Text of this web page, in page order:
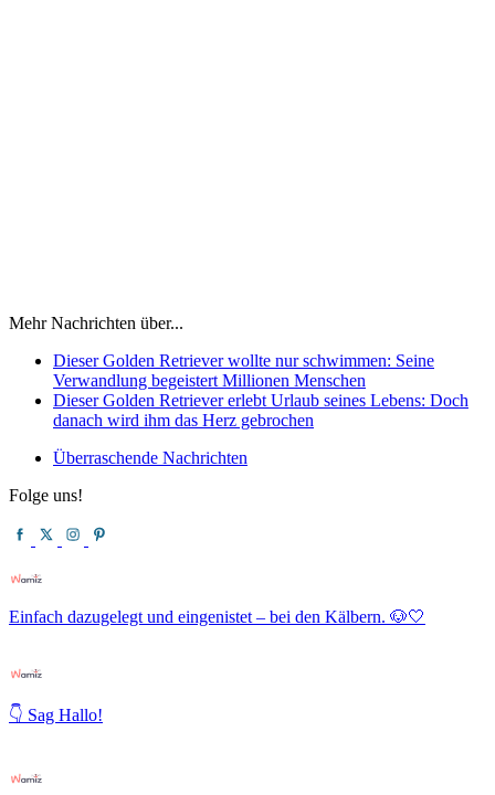
Mehr Nachrichten über...
Dieser Golden Retriever wollte nur schwimmen: Seine
Verwandlung begeistert Millionen Menschen
Dieser Golden Retriever erlebt Urlaub seines Lebens: Doch
danach wird ihm das Herz gebrochen
Überraschende Nachrichten
Folge uns!
Einfach dazugelegt und eingenistet – bei den Kälbern. 🐶🤍
👇 Sag Hallo!